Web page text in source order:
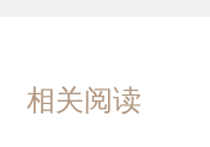
相关阅读